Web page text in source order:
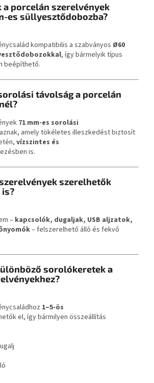
a porcelán szerelvények
es süllyesztődobozba?
kompatibilis a szabványos Ø60
, így bármelyik típus
beépíthető.
távolság a porcelán
71 mm-es sorolási
amely tökéletes illeszkedést biztosít
vízszintes és
is.
szerelhetők
– kapcsolók, dugaljak, USB aljzatok,
– felszerelhető álló és fekvő
sorolókeretek a
1–5-ös
el, így bármilyen összeállítás